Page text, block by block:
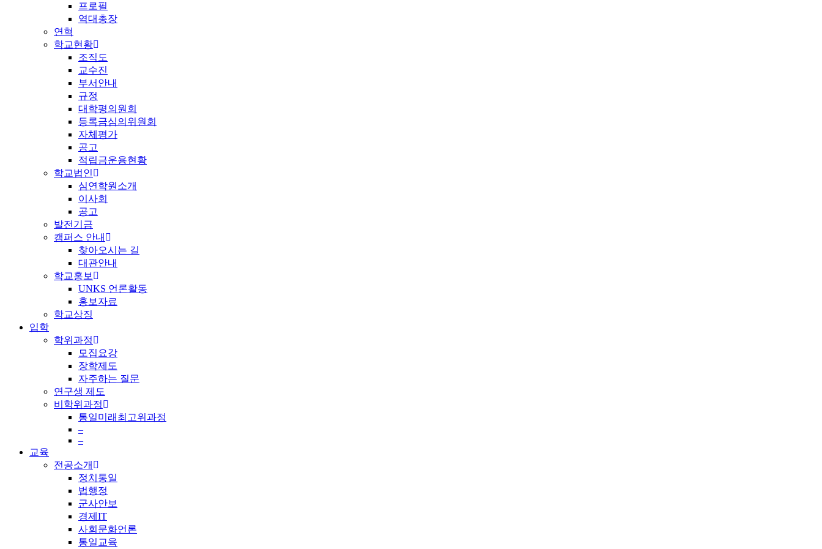
프로필
역대총장
연혁
학교현황
조직도
교수진
부서안내
규정
대학평의원회
등록금심의위원회
자체평가
공고
적립금운용현황
학교법인
심연학원소개
이사회
공고
발전기금
캠퍼스 안내
찾아오시는 길
대관안내
학교홍보
UNKS 언론활동
홍보자료
학교상징
입학
학위과정
모집요강
장학제도
자주하는 질문
연구생 제도
비학위과정
통일미래최고위과정
–
–
교육
전공소개
정치통일
법행정
군사안보
경제IT
사회문화언론
통일교육